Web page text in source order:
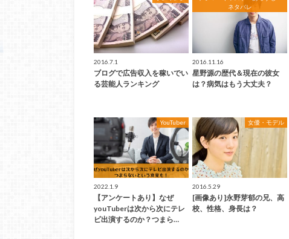
2016.7.1
ブログで広告収入を稼いでい
る芸能人ランキング
ネタバレ
2016.11.16
星野源の歴代＆現在の彼女
は？病気はもう大丈夫？
YouTuber
2022.1.9
【アンケートあり】なぜ
youTuberは次から次にテレ
ビ出演するのか？つまら…
女優・モデル
2016.5.29
[画像あり]永野芽郁の兄、高
校、性格、身長は？